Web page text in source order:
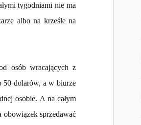
tygodniami nie ma
albo na krześle na
osób wracających z
50 dolarów, a w biurze
osobie. A na całym
obowiązek sprzedawać